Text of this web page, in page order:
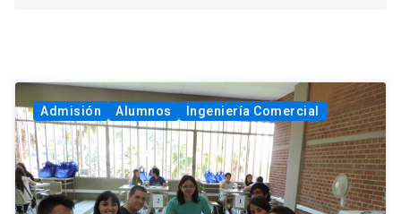
Admisión Alumnos Ingeniería Comercial